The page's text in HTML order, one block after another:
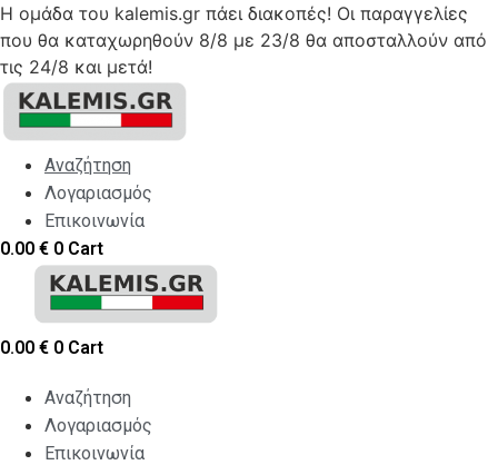
Η ομάδα του kalemis.gr πάει διακοπές! Οι παραγγελίες
που θα καταχωρηθούν 8/8 με 23/8 θα αποσταλλούν από
τις 24/8 και μετά!
Skip
content
Αναζήτηση
Λογαριασμός
Επικοινωνία
0.00 € 0 Cart
0.00 € 0 Cart
Αναζήτηση
Λογαριασμός
Επικοινωνία